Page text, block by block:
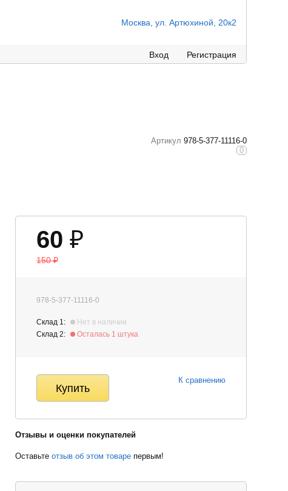
Москва, ул. Артюхиной, 20к2
Вход Регистрация
Артикул 978-5-377-11116-0
0
60 ₽
150₽
978-5-377-11116-0
Склад 1:
Нет в наличии
Склад 2:
Осталась 1 штука
К сравнению
Отзывы и оценки покупателей
Оставьте отзыв об этом товаре первым!